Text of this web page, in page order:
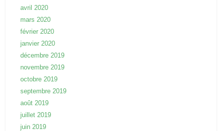
avril 2020
mars 2020
février 2020
janvier 2020
décembre 2019
novembre 2019
octobre 2019
septembre 2019
août 2019
juillet 2019
juin 2019